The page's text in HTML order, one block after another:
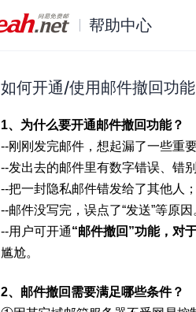
帮助中心
如何开通/使用邮件撤回功能